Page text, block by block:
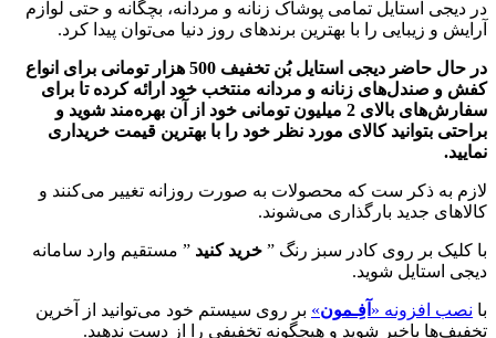
در دیجی استایل تمامی پوشاک زنانه و مردانه، بچگانه و حتی لوازم
آرایش و زیبایی را با بهترین برندهای روز دنیا می‌توان پیدا کرد.
در حال حاضر دیجی استایل بُن تخفیف 500 هزار تومانی برای انواع
کفش و صندل‌های زنانه و مردانه منتخب خود ارائه کرده تا برای
سفارش‌های بالای 2 میلیون تومانی خود از آن بهره‌مند شوید و
براحتی بتوانید کالای مورد نظر خود را با بهترین قیمت خریداری
نمایید.
لازم به ذکر ست که محصولات به صورت روزانه تغییر می‌کنند و
کالاهای جدید بارگذاری می‌شوند.
با کلیک بر روی کادر سبز رنگ ” خرید کنید ” مستقیم وارد سامانه
دیجی استایل شوید.
با نصب افزونه « آفِـمون» بر روی سیستم خود می‌توانید از آخرین
تخفیف‌ها باخبر شوید و هیچگونه تخفیفی را از دست ندهید.